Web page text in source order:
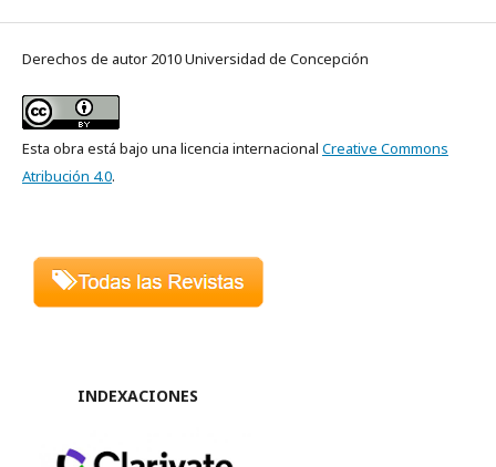
Derechos de autor 2010 Universidad de Concepción
Esta obra está bajo una licencia internacional Creative Commons
Atribución 4.0.
INDEXACIONES